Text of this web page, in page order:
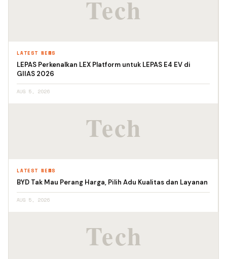
LATEST NEWS
LEPAS Perkenalkan LEX Platform untuk LEPAS E4 EV di
GIIAS 2026
AUG 5, 2026
LATEST NEWS
BYD Tak Mau Perang Harga, Pilih Adu Kualitas dan Layanan
AUG 5, 2026